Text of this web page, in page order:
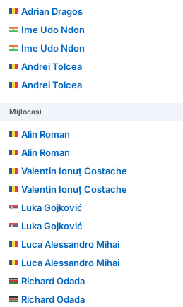
Adrian Dragos
Ime Udo Ndon
Ime Udo Ndon
Andrei Tolcea
Andrei Tolcea
Mijlocași
Alin Roman
Alin Roman
Valentin Ionuţ Costache
Valentin Ionuţ Costache
Luka Gojković
Luka Gojković
Luca Alessandro Mihai
Luca Alessandro Mihai
Richard Odada
Richard Odada